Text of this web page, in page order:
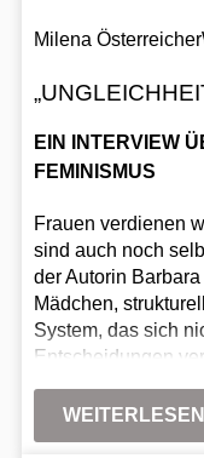
Milena Österreicher
EIN INTERVIEW
FEMINISMUS
Frauen verdienen
sind auch noch
der Autorin
Mädchen,
System, das sich
Entscheidungen
WEITERLESEN